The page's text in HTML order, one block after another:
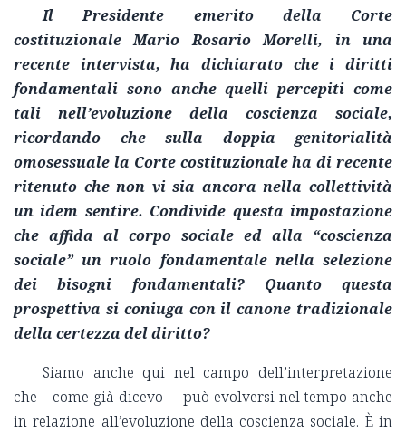
Il Presidente emerito della Corte
costituzionale Mario Rosario Morelli, in una
recente intervista, ha dichiarato che i diritti
fondamentali sono anche quelli percepiti come
tali nell’evoluzione della coscienza sociale,
ricordando che sulla doppia genitorialità
omosessuale la Corte costituzionale ha di recente
ritenuto che non vi sia ancora nella collettività
un idem sentire. Condivide questa impostazione
che affida al corpo sociale ed alla “coscienza
sociale” un ruolo fondamentale nella selezione
dei bisogni fondamentali? Quanto questa
prospettiva si coniuga con il canone tradizionale
della certezza del diritto?
Siamo anche qui nel campo dell’interpretazione
che – come già dicevo – può evolversi nel tempo anche
in relazione all’evoluzione della coscienza sociale. È in